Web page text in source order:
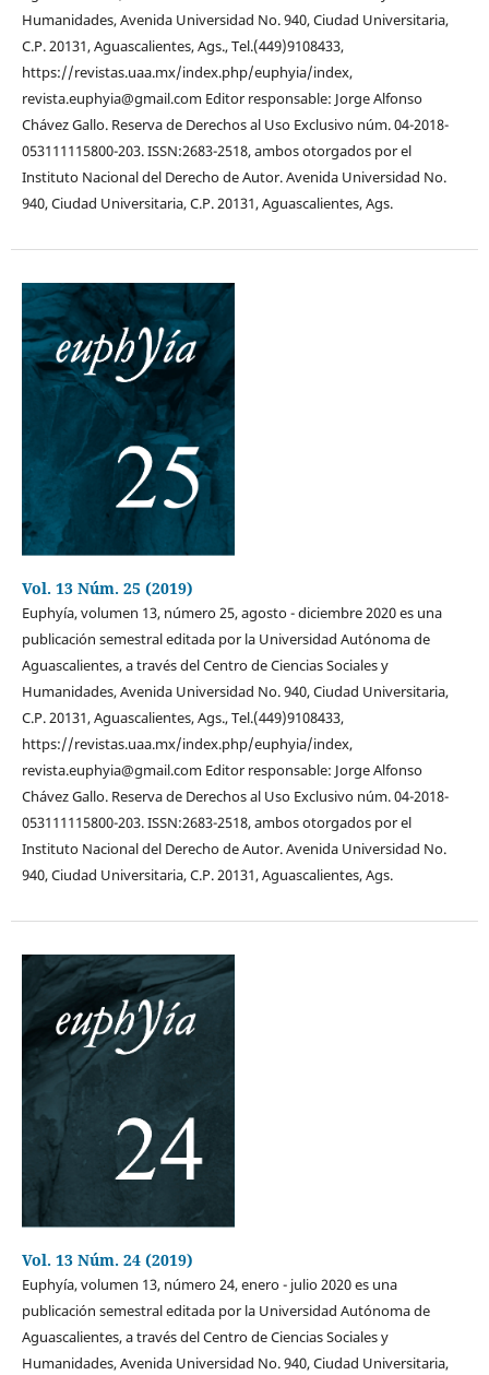
Humanidades, Avenida Universidad No. 940, Ciudad Universitaria,
C.P. 20131, Aguascalientes, Ags., Tel.(449)9108433,
https://revistas.uaa.mx/index.php/euphyia/index,
revista.euphyia@gmail.com Editor responsable: Jorge Alfonso
Chávez Gallo. Reserva de Derechos al Uso Exclusivo núm. 04-2018-
053111115800-203. ISSN:2683-2518, ambos otorgados por el
Instituto Nacional del Derecho de Autor. Avenida Universidad No.
940, Ciudad Universitaria, C.P. 20131, Aguascalientes, Ags.
Vol. 13 Núm. 25 (2019)
Euphyía, volumen 13, número 25, agosto - diciembre 2020 es una
publicación semestral editada por la Universidad Autónoma de
Aguascalientes, a través del Centro de Ciencias Sociales y
Humanidades, Avenida Universidad No. 940, Ciudad Universitaria,
C.P. 20131, Aguascalientes, Ags., Tel.(449)9108433,
https://revistas.uaa.mx/index.php/euphyia/index,
revista.euphyia@gmail.com Editor responsable: Jorge Alfonso
Chávez Gallo. Reserva de Derechos al Uso Exclusivo núm. 04-2018-
053111115800-203. ISSN:2683-2518, ambos otorgados por el
Instituto Nacional del Derecho de Autor. Avenida Universidad No.
940, Ciudad Universitaria, C.P. 20131, Aguascalientes, Ags.
Vol. 13 Núm. 24 (2019)
Euphyía, volumen 13, número 24, enero - julio 2020 es una
publicación semestral editada por la Universidad Autónoma de
Aguascalientes, a través del Centro de Ciencias Sociales y
Humanidades, Avenida Universidad No. 940, Ciudad Universitaria,